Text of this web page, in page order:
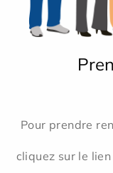
Pour prendre
cliquez sur le